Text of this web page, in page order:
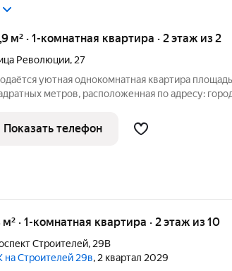
м² · 1-комнатная квартира · 2 этаж из 2
Революции, 27
уютная однокомнатная квартира
метров, расположенная по адресу:
кирпичного дома, построенного в
Показать телефон
м² · 1-комнатная квартира · 2 этаж из 10
Строителей, 29В
на Строителей 29в, 2 квартал 2029